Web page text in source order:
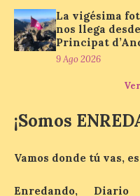
Plan Estatal
Emergencias
riesgos
asociados al
El
solar
agosto,
que movilizará a
La vigésima
nos llega
Principat
9 Ago 2026
¡Somos
Vamos donde tú vas,
Enredando,